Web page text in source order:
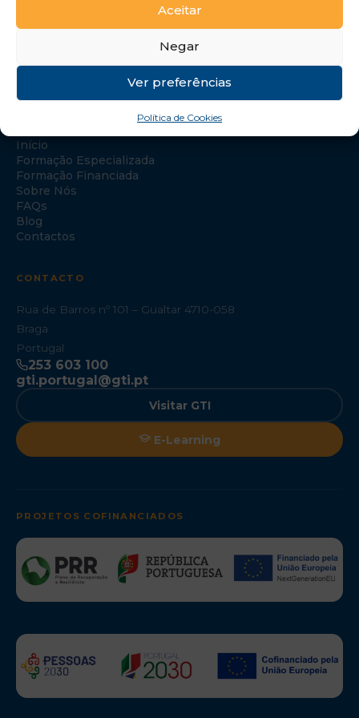
Aceitar
Negar
Ver preferências
Política de Cookies
Início
Formação Especializada
Formação Financiada
Sobre Nós
FAQs
Blog
Contactos
CONTACTO
Rua de Barros nº 101 – Gualtar 4710-058
Braga
Portugal
253 603 100
gti.portugal@gti.pt
Visitar GTI
E-Learning
PROJETOS COFINANCIADOS